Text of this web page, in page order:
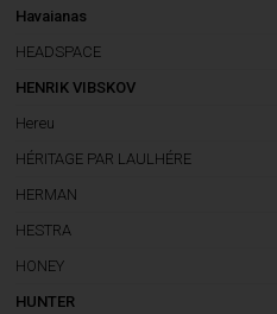
Havaianas
HEADSPACE
HENRIK VIBSKOV
Hereu
HÉRITAGE PAR LAULHÉRE
HERMAN
HESTRA
HONEY
HUNTER